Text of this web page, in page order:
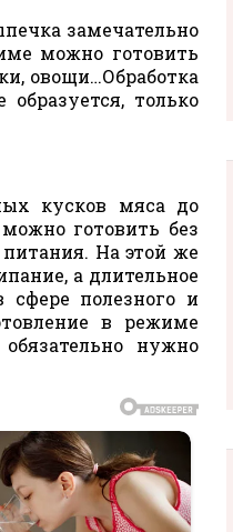
замечательно
можно готовить
овощи…Обработка
только
кусков мяса до
готовить без
На этой же
а длительное
полезного и
в режиме
нужно